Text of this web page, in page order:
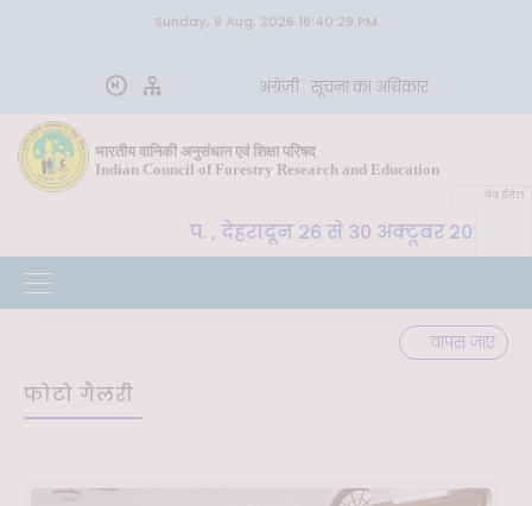
Sunday, 9 Aug, 2026 16:40:29 PM
अंग्रेज़ी सूचना का अधिकार
भारतीय वानिकी अनुसंधान एवं शिक्षा परिषद
Indian Council of Forestry Research and Education
वेब ईमेल
SLM, भा. वा. अ. शि. प. , देहरादून 26 से 30 अक्टूबर 2026
वापस जाएं
फोटो गैलरी